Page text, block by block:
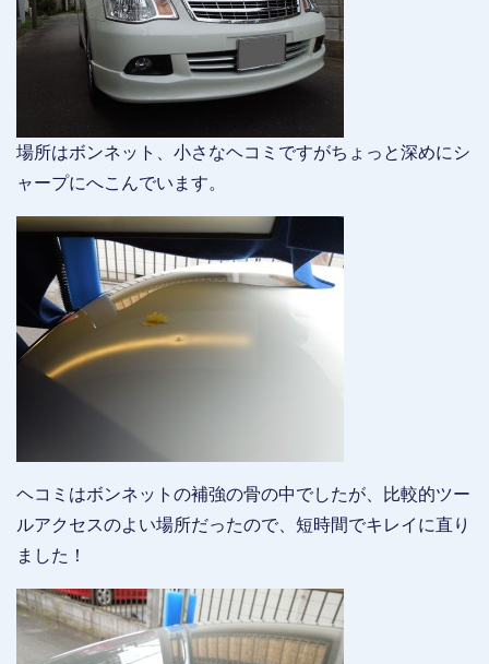
場所はボンネット、小さなヘコミですがちょっと深めにシ
ャープにへこんでいます。
ヘコミはボンネットの補強の骨の中でしたが、比較的ツー
ルアクセスのよい場所だったので、短時間でキレイに直り
ました！